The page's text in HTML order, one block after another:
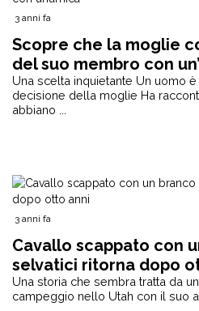
3 anni fa
Scopre che la moglie
del suo membro con
Una scelta inquietante Un uomo
decisione della moglie Ha
abbiano ...
3 anni fa
Cavallo scappato con
selvatici ritorna dopo
Una storia che sembra tratta da
campeggio nello Utah con il suo